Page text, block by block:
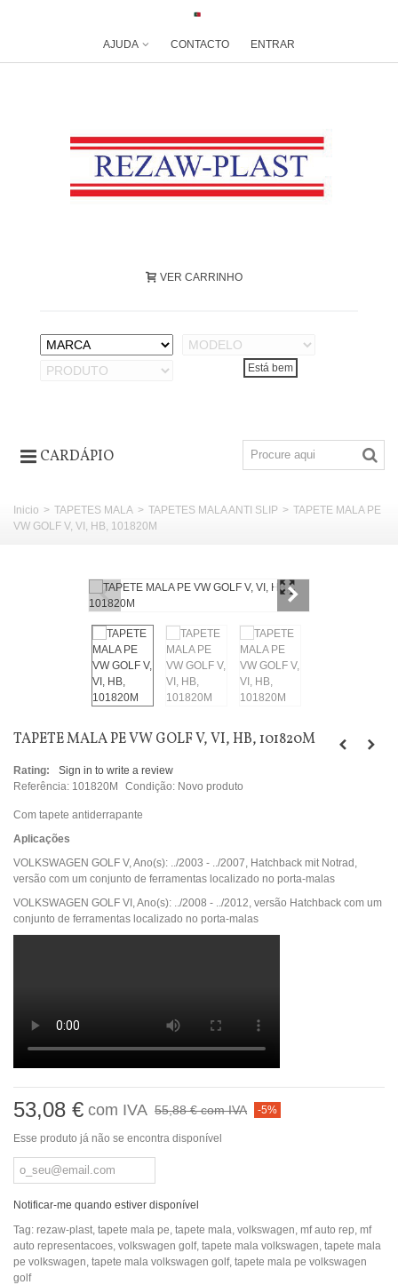
AJUDA CONTACTO ENTRAR
VER CARRINHO
CARDÁPIO
Inicio > TAPETES MALA > TAPETES MALA ANTI SLIP > TAPETE MALA PE
VW GOLF V, VI, HB, 101820M
TAPETE MALA PE VW GOLF V, VI, HB, 101820M
Rating:
Sign in to write a review
Referência: 101820M Condição: Novo produto
Com tapete antiderrapante
Aplicações
VOLKSWAGEN GOLF V, Ano(s): ../2003 - ../2007, Hatchback mit Notrad,
versão com um conjunto de ferramentas localizado no porta-malas
VOLKSWAGEN GOLF VI, Ano(s): ../2008 - ../2012, versão Hatchback com um
conjunto de ferramentas localizado no porta-malas
53,08 € com IVA 55,88 €com IVA -5%
Esse produto já não se encontra disponível
Notificar-me quando estiver disponível
Tag: rezaw-plast, tapete mala pe, tapete mala, volkswagen, mf auto rep, mf
auto representacoes, volkswagen golf, tapete mala volkswagen, tapete mala
pe volkswagen, tapete mala volkswagen golf, tapete mala pe volkswagen
golf